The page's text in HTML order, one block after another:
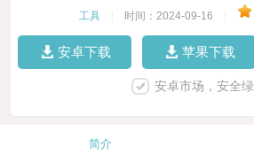
工具 时间：2024-09-16
安卓下载 苹果下载
安卓市场，安全
简介